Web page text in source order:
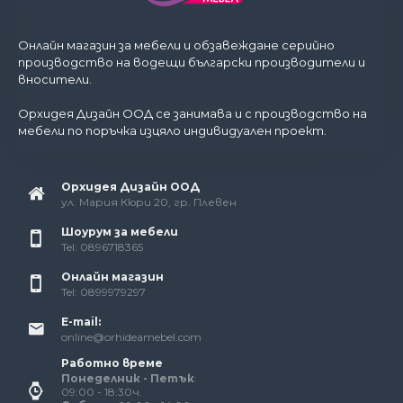
Онлайн магазин за мебели и обзавеждане серийно
производство на водещи български производители и
вносители.
Орхидея Дизайн ООД се занимава и с производство на
мебели по поръчка изцяло индивидуален проект.
Орхидея Дизайн ООД
ул. Мария Кюри 20, гр. Плевен
Шоурум за мебели
Tel: 0896718365
Онлайн магазин
Tel: 0899979297
E-mail:
online@orhideamebel.com
Работно време
Понеделник - Петък:
09:00 - 18:30ч.